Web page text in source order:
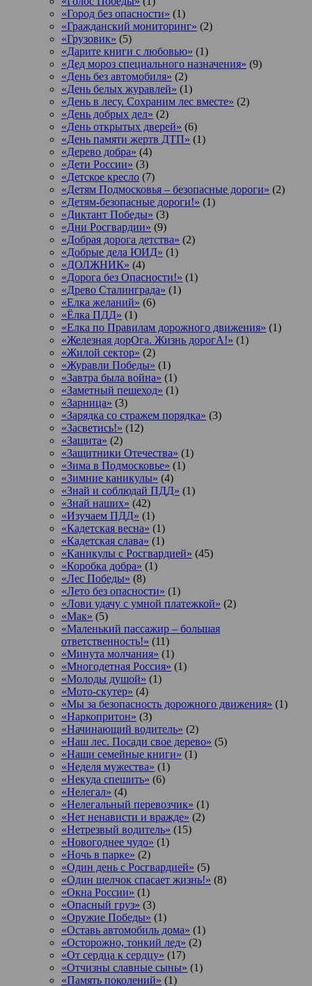
«Город без опасности» (1)
«Гражданский мониторинг» (2)
«Грузовик» (5)
«Дарите книги с любовью» (1)
«Дед мороз специального назначения» (9)
«День без автомобиля» (2)
«День белых журавлей» (1)
«День в лесу. Сохраним лес вместе» (2)
«День добрых дел» (2)
«День открытых дверей» (6)
«День памяти жертв ДТП» (1)
«Дерево добра» (4)
«Дети России» (3)
«Детское кресло (7)
«Детям Подмосковья – безопасные дороги» (2)
«Детям-безопасные дороги!» (1)
«Диктант Победы» (3)
«Дни Росгвардии» (9)
«Добрая дорога детства» (2)
«Добрые дела ЮИД» (1)
«ДОЛЖНИК» (4)
«Дорога без Опасности!» (1)
«Древо Сталинграда» (1)
«Елка желаний» (6)
«Ёлка ПДД» (1)
«Елка по Правилам дорожного движения» (1)
«Железная дорОга. Жизнь дорогА!» (1)
«Жилой сектор» (2)
«Журавли Победы» (1)
«Завтра была война» (1)
«Заметный пешеход» (1)
«Зарница» (3)
«Зарядка со стражем порядка» (3)
«Засветись!» (12)
«Защита» (2)
«Защитники Отечества» (1)
«Зима в Подмосковье» (1)
«Зимние каникулы» (4)
«Знай и соблюдай ПДД» (1)
«Знай наших» (42)
«Изучаем ПДД» (1)
«Кадетская весна» (1)
«Кадетская слава» (1)
«Каникулы с Росгвардией» (45)
«Коробка добра» (1)
«Лес Победы» (8)
«Лето без опасности» (1)
«Лови удачу с умной платежкой» (2)
«Мак» (5)
«Маленький пассажир – большая
ответственность!» (11)
«Минута молчания» (1)
«Многодетная Россия» (1)
«Молоды душой» (1)
«Мото-скутер» (4)
«Мы за безопасность дорожного движения» (1)
«Наркопритон» (3)
«Начинающий водитель» (2)
«Наш лес. Посади свое дерево» (5)
«Наши семейные книги» (1)
«Неделя мужества» (1)
«Некуда спешить» (6)
«Нелегал» (4)
«Нелегальный перевозчик» (1)
«Нет ненависти и вражде» (2)
«Нетрезвый водитель» (15)
«Новогоднее чудо» (1)
«Ночь в парке» (2)
«Один день с Росгвардией» (5)
«Один щелчок спасает жизнь!» (8)
«Окна России» (1)
«Опасный груз» (3)
«Оружие Победы» (1)
«Оставь автомобиль дома» (1)
«Осторожно, тонкий лед» (2)
«От сердца к сердцу» (17)
«Отчизны славные сыны» (1)
«Память поколений» (1)